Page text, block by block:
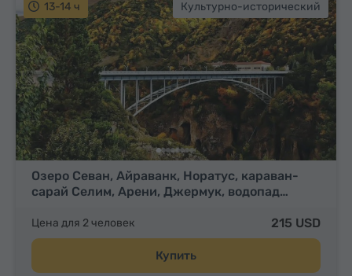
13-14 ч Культурно-исторический
Озеро Севан, Айраванк, Норатус, караван-
сарай Селим, Арени, Джермук, водопад…
Цена для 2 человек 215 USD
Купить